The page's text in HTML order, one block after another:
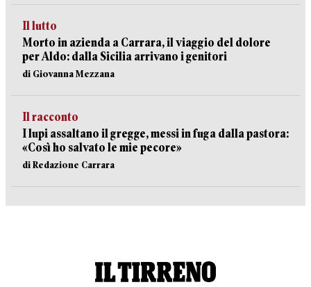
Il lutto
Morto in azienda a Carrara, il viaggio del dolore
per Aldo: dalla Sicilia arrivano i genitori
di Giovanna Mezzana
Il racconto
I lupi assaltano il gregge, messi in fuga dalla pastora:
«Così ho salvato le mie pecore»
di Redazione Carrara